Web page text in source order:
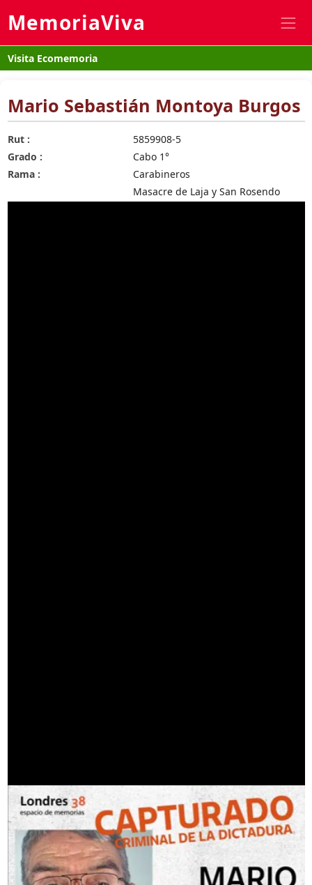
MemoriaViva
Visita Ecomemoria
Mario Sebastián Montoya Burgos
Rut :
5859908-5
Grado :
Cabo 1°
Rama :
Carabineros
Masacre de Laja y San Rosendo